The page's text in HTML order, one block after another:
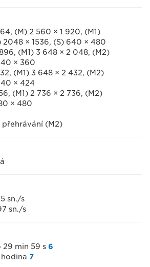
(M) 2 560 × 1 920, (M1)
2048 × 1536, (S) 640 × 480
(M1) 3 648 × 2 048, (M2)
× 360
(M1) 3 648 × 2 432, (M2)
× 424
(M1) 2 736 × 2 736, (M2)
× 480
(M2)
sn./s
sn./s
29 min 59 s 6
hodina 7